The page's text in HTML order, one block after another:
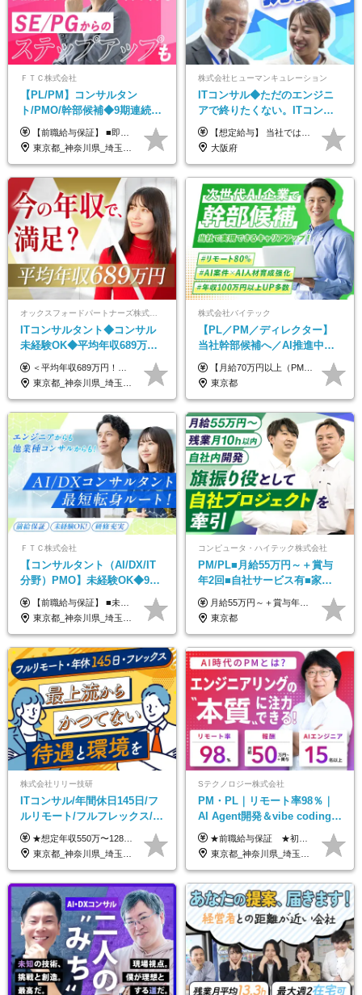
ＦＴＣ株式会社
【PL/PM】コンサルタン
ト/PMO/幹部候補◆9期連続大
幅増益！10期目の成長＋安定
性【前給保証】
【前職給与保証】 ■即戦力（経験目安5年以上）： 月給45万円～80万円 ■経験者（経験目安3年以上）： 月給40万円～60万円 ■ローキャリア（経験目安1年程度）： 月給35万円～40万円 ■未経験者： 月給30万円～35万円 ※上記金額には固定残業代30時間分 【未経験者5万5000円～7万3000円、 ローキャリア6万4000円～7万3000円、 経験者5万8000円～10万9000円、 即戦力8万2000円～14万5000円】を含みます。 ※30時間を超える場合は追加で全額支給します。 ※経験・能力・前職給与などを総合的に評価したうえでご納得いただけるよう個別決定。 未経験者の場合、前職給与とポテンシャルを査定のうえ決定いたします。 ※日本国内でのIT業界経験、または同等の実務経験と能力に応じて決定します。 ※前職給与は日本円かつ、日本国内での実績に基づき評価します。 【納得の評価システム】 ★クォーター毎に査定する評価制度導入！ 明確な評価基準で翌年度年収を上げましょう！ ★評価対象期間に在籍中のほとんどの社員が昇給し 年収アップを実現しています！ ★様々なインセンティブ制度を用意し多角的に正当評価しています！ ※試用期間6カ月（期間中の待遇等に差異なし）
東京都_神奈川県_埼玉県_千葉県
株式会社ヒューマンキュレーション
ITコンサル◆ただのエンジニ
アで終りたくない。ITコンサ
ル・PMに挑戦出来る！成長中
の次世代IT企業
【想定給与】 当社では、すべてのプロジェクトで受注単価を完全開示。 給与はその単価に連動し、還元率は80％以上を保証しています。 経験・スキル・貢献度に応じて報酬を正当に評価し、前職年収の保証も行っています。 ■正社員 月給35万円以上＋賞与年2回（みなし残業20h分含む） ◇試用期間は3ヶ月（期間中の待遇に変更なし） ◇みなし残業は案件先によって異なります。詳細は面談にてご説明致します。 ※経験・スキルを考慮し優遇 年収例： ・29歳女性／年収700万円（開発→上流転向） ・38歳男性／年収1,100万円（PMO・マネジメント） ・47歳男性／年収1,300万円（ITコンサル・高裁量案件）
大阪府
オックスフォードパートナーズ株式会社
ITコンサルタント◆コンサル
未経験OK◆平均年収689万円
◆業界屈指の営業力でサポー
ト◆フルリモート可
＜平均年収689万円！！＞ ☆前給保証以上☆案件待機期間も給与保証あり☆ 月給40万円～150万円（固定残業代含む） ※経験や能力を考慮し決定します ※試用期間6ヶ月あり。条件や待遇に差異はありません ※上記には固定残業代（30時間分／7万6000円～）が含まれています。 ※超過分は時間外手当を別途支給。 【実際の給与例】 野原さん（35歳）※前職年収480万円 （Java／C#エンジニア ⇒ 業務系システム開発 ⇒ 要件定義・業務分析 ⇒ ITコンサル案件へ参画） ▼620万円（入社初年度） ・Web系業務システム開発（Java、C#） ・ 顧客折衝や開発チームとの調整 ・ 既存システムの改修・機能追加案件に従事 ▼780万円（入社2年目） ・ 金融機関向け業務系システムの要件定義・設計補助 ・ 開発チームと連携した業務分析・課題整理 ・小規模PMO支援案件への参画 ▼1,090万円（入社3年目） ・ 大手企業向けIT戦略・業務改革プロジェクトに参画 ・コンサルタントとして要件定義・業務改善提案・ベンダー調整を担当 ・ PMO／部分的PM業務も兼務し、上流工程での裁量を拡大
東京都_神奈川県_埼玉県_千葉県_大阪府_愛知県_北海道_青森県_岩手県_宮城県_秋田県_山形県_福島県_茨城県_栃木県_群馬県_新潟県_山梨県_長野県_富山県_石川県_福井県_静岡県_岐阜県_三重県_兵庫県_京都府_滋賀県_奈良県_和歌山県_広島県_岡山県_鳥取県_島根県_山口県_徳島県_香川県_愛媛県_高知県_福岡県_熊本県_佐賀県_長崎県_大分県_宮崎県_鹿児島県_沖縄県
株式会社バイテック
【PL／PM／ディレクター】
当社幹部候補へ／AI推進中！
目指せるAI人材／年収800万円
以上可／リモート80％
【月給70万円以上（PM）／想定年収840万円以上】 ★詳しくは下記をご参照ください！ ■SE/PL/テスト計画以降などの上流フェーズ 月給53万円以上 ※想定年収636万円以上 ■PM/ディレクター（管理職・幹部候補） 月給70万円以上 ※想定年収840万円以上 ※単価の変動により給与も随時更新（完全単価連動型） ※育成枠については個人の経験・能力を考慮し決定 ※超過勤務については別途残業手当を支給 【固定残業代について】 なし（残業代は、実際の労働時間に応じて別途全額支給）
東京都
ＦＴＣ株式会社
【コンサルタント（AI/DX/IT
分野）PMO】未経験OK◆9期
連続大幅増益！AI企業へ進化
中◆ポジション多数
【前職給与保証】 ■未経験者： 月給30万円～35万円 ■ローキャリア（経験目安1年程度）： 月給35万円～40万円 ■経験者（経験目安3年以上）： 月給40万円～60万円 ■即戦力（経験目安5年以上）： 月給45万円～80万円 ※上記金額には固定残業代30時間分 【未経験者5万5000円～7万3000円、 ローキャリア6万4000円～7万3000円、 経験者5万8000円～10万9000円、 即戦力8万2000円～14万5000円】を含みます。 ※30時間を超える場合は追加で全額支給します。 ※経験・能力・前職給与などを総合的に評価したうえでご納得いただけるよう個別決定。 未経験者の場合、前職給与とポテンシャルを査定のうえ決定いたします。 ※日本国内でのIT業界経験、または同等の実務経験と能力に応じて決定します。 ※前職給与は日本円かつ、日本国内での実績に基づき評価します。 【納得の評価システム】 ★クォーター毎に査定する評価制度導入！ 明確な評価基準で翌年度年収を上げましょう！ ★評価対象期間に在籍中のほとんどの社員が昇給し 年収アップを実現しています！ ★様々なインセンティブ制度を用意し多角的に正当評価しています！ ※試用期間6カ月（期間中の待遇等に差異なし）
東京都_神奈川県_埼玉県_千葉県
コンピュータ・ハイテック株式会社
PM/PL■月給55万円～＋賞与
年2回■自社サービス有■家族
手当有■残業月10h
月給55万円～＋賞与年2回＋決算賞与＋残業代全額支給＋各手当 ※月給の金額は経験やスキルを考慮して、決定します ※残業代は別途全額支給します ※試用期間6ヶ月（期間中の給与・待遇に差異はありません） ★7期連続決算賞与支給中！
東京都
株式会社リリー技研
ITコンサル/年間休日145日/フ
ルリモート/フルフレックス/残
業基本なし/全国からの応募
OK/特別休暇あり
★想定年収550万〜1289万円 ■契約社員 月給45.8万〜71.6万円 ★想定年収688万〜1611万円 ■正社員 月給57.3万〜89.5万円 ※給与は経験・スキルを考慮の上、決定します。 ※試用期間3ヶ月（その間の給与・待遇に差異はありません）期間は短縮の可能性あり ※残業代は別途全額支給します 【★評価について★】 弊社では、1〜7の7段階からなる等級制を導入しています。 【★昇給の仕組み★】 等級が1段階上がるごとに、基本給の25％に相当する額が昇給されます。 評価は年2回実施されるため、年に2回の昇給チャンスがあります。 頑張りが正当に評価される、透明性の高い制度です。
東京都_神奈川県_埼玉県_千葉県_大阪府_愛知県_北海道_青森県_岩手県_宮城県_秋田県_山形県_福島県_茨城県_栃木県_群馬県_新潟県_山梨県_長野県_富山県_石川県_福井県_静岡県_岐阜県_三重県_兵庫県_京都府_滋賀県_奈良県_和歌山県_広島県_岡山県_鳥取県_島根県_山口県_徳島県_香川県_愛媛県_高知県_福岡県_熊本県_佐賀県_長崎県_大分県_宮崎県_鹿児島県_沖縄県
Sテクノロジー株式会社
PM・PL｜リモート率98％｜
AI Agent開発＆vibe coding｜
AIエンジニアチームをリード
★前職給与保証 ★初年度年収700～800万円も可能 月給50万円～90万円＋賞与年2回＋各種手当 ◎スキルや経験などを考慮。前職から給与アップをお約束します！ ◎上記月給には固定残業代30時間分(95000円～)を含みます。超過した場合は追加支給します ◎試用期間は6ヵ月あり。その間の給与・待遇に差異はありません
東京都_神奈川県_埼玉県_千葉県_大阪府_愛知県_北海道_青森県_岩手県_宮城県_秋田県_山形県_福島県_茨城県_栃木県_群馬県_新潟県_山梨県_長野県_富山県_石川県_福井県_静岡県_岐阜県_三重県_兵庫県_京都府_滋賀県_奈良県_和歌山県_広島県_岡山県_鳥取県_島根県_山口県_徳島県_香川県_愛媛県_高知県_福岡県_熊本県_佐賀県_長崎県_大分県_宮崎県_鹿児島県_沖縄県